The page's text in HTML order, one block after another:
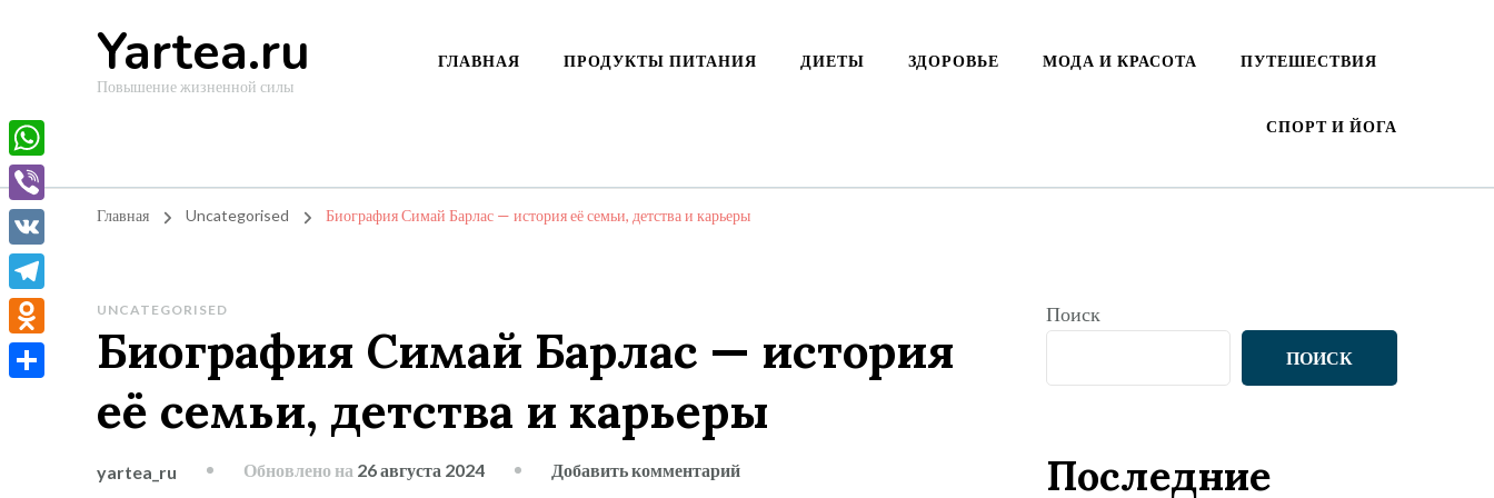
Yartea.ru
Повышение жизненной силы
ГЛАВНАЯ ПРОДУКТЫ ПИТАНИЯ ДИЕТЫ ЗДОРОВЬЕ МОДА И КРАСОТА ПУТЕШЕСТВИЯ
СПОРТ И ЙОГА
Главная Uncategorised Биография Симай Барлас — история её семьи, детства и карьеры
UNCATEGORISED
Биография Симай Барлас — история
её семьи, детства и карьеры
yartea_ru Обновлено на 26 августа 2024 Добавить комментарийк
Поиск
ПОИСК
Последние
WhatsApp
Viber
VK
Telegram
Odnoklassniki